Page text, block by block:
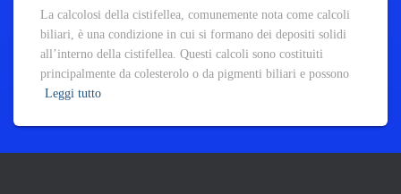
La calcolosi della cistifellea, comunemente nota come calcoli
biliari, è una condizione in cui si formano dei depositi solidi
all’interno della cistifellea. Questi calcoli sono costituiti
principalmente da colesterolo o da pigmenti biliari e possono
Leggi tutto